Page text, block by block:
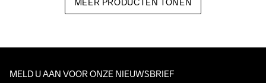
MELD U AAN VOOR ONZE NIEUWSBRIEF